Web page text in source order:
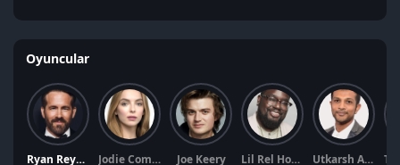
Oyuncular
Ryan Reynolds Jodie Comer Joe Keery Lil Rel Howery Utkarsh Ambudkar